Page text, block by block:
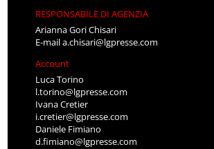
RESPONSABILE DI AGENZIA
Arianna Gori Chisari
E-maila.chisari@lgpresse.com
Account
Luca Torino
l.torino@lgpresse.com
Ivana Cretier
i.cretier@lgpresse.com
Daniele Fimiano
d.fimiano@lgpresse.com